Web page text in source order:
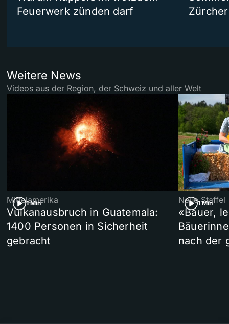
Feuerwerk zünden darf
Weitere News
Videos aus der Region, der Schweiz und aller Welt
1 Min
Mittelamerika
Vulkanausbruch in Guatemala:
1400 Personen in Sicherheit
gebracht
1 Min
Neue Staffel
«Bauer,
nach der